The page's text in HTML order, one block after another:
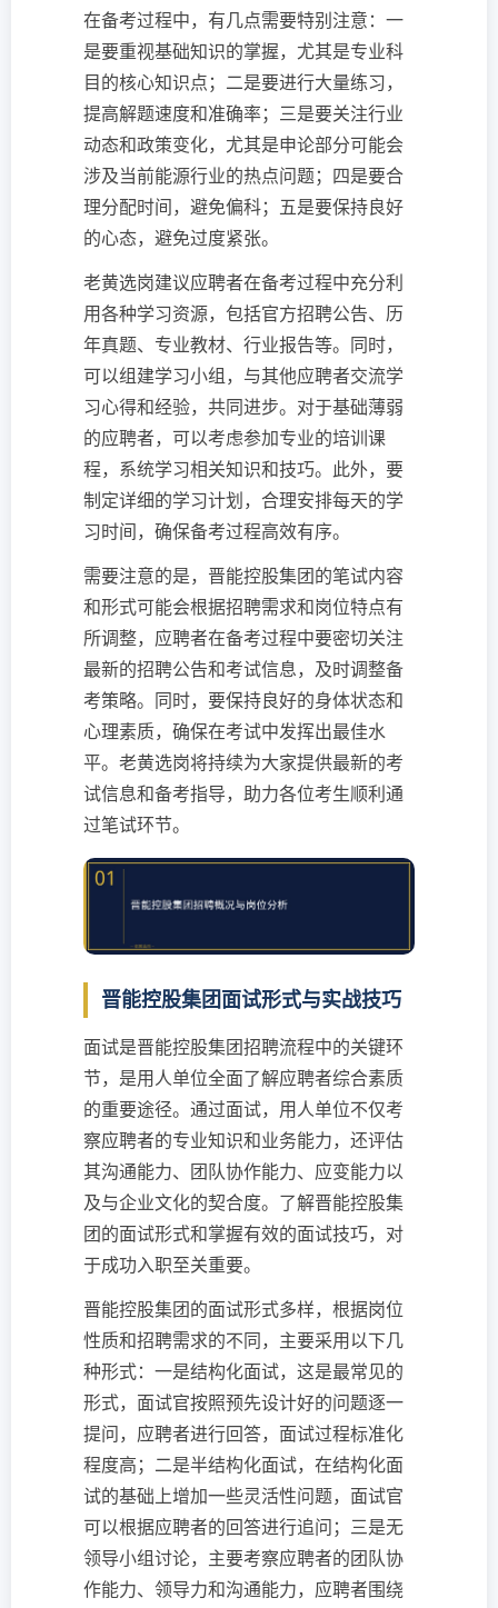
在备考过程中，有几点需要特别注意：一
是要重视基础知识的掌握，尤其是专业科
目的核心知识点；二是要进行大量练习，
提高解题速度和准确率；三是要关注行业
动态和政策变化，尤其是申论部分可能会
涉及当前能源行业的热点问题；四是要合
理分配时间，避免偏科；五是要保持良好
的心态，避免过度紧张。
老黄选岗建议应聘者在备考过程中充分利
用各种学习资源，包括官方招聘公告、历
年真题、专业教材、行业报告等。同时，
可以组建学习小组，与其他应聘者交流学
习心得和经验，共同进步。对于基础薄弱
的应聘者，可以考虑参加专业的培训课
程，系统学习相关知识和技巧。此外，要
制定详细的学习计划，合理安排每天的学
习时间，确保备考过程高效有序。
需要注意的是，晋能控股集团的笔试内容
和形式可能会根据招聘需求和岗位特点有
所调整，应聘者在备考过程中要密切关注
最新的招聘公告和考试信息，及时调整备
考策略。同时，要保持良好的身体状态和
心理素质，确保在考试中发挥出最佳水
平。老黄选岗将持续为大家提供最新的考
试信息和备考指导，助力各位考生顺利通
过笔试环节。
晋能控股集团面试形式与实战技巧
面试是晋能控股集团招聘流程中的关键环
节，是用人单位全面了解应聘者综合素质
的重要途径。通过面试，用人单位不仅考
察应聘者的专业知识和业务能力，还评估
其沟通能力、团队协作能力、应变能力以
及与企业文化的契合度。了解晋能控股集
团的面试形式和掌握有效的面试技巧，对
于成功入职至关重要。
晋能控股集团的面试形式多样，根据岗位
性质和招聘需求的不同，主要采用以下几
种形式：一是结构化面试，这是最常见的
形式，面试官按照预先设计好的问题逐一
提问，应聘者进行回答，面试过程标准化
程度高；二是半结构化面试，在结构化面
试的基础上增加一些灵活性问题，面试官
可以根据应聘者的回答进行追问；三是无
领导小组讨论，主要考察应聘者的团队协
作能力、领导力和沟通能力，应聘者围绕